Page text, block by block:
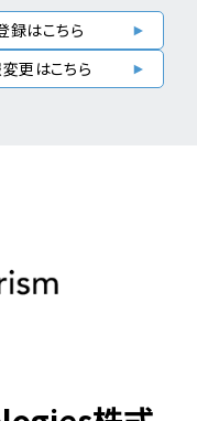
録はこちら
更はこちら